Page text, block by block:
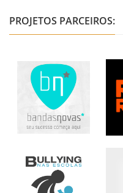
PROJETOS PARCEIROS: